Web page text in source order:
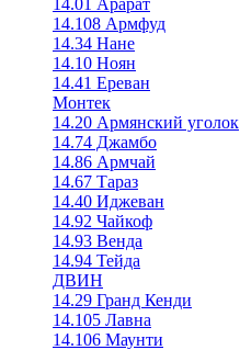
14.01 Арарат
14.108 Армфуд
14.34 Нане
14.10 Ноян
14.41 Ереван
Монтек
14.20 Армянский уголок
14.74 Джамбо
14.86 Армчай
14.67 Тараз
14.40 Иджеван
14.92 Чайкоф
14.93 Венда
14.94 Тейда
ДВИН
14.29 Гранд Кенди
14.105 Лавна
14.106 Маунти